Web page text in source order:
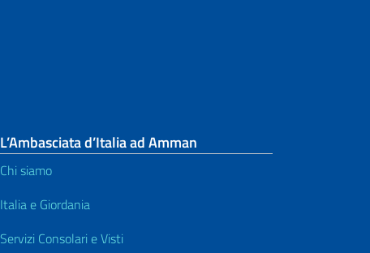
L’Ambasciata d’Italia ad Amman
Chi siamo
Italia e Giordania
Servizi Consolari e Visti